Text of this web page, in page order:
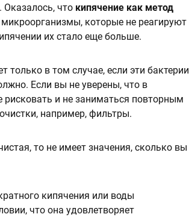
Оказалось, что кипячение как метод
которые не реагируют
их стало еще больше.
только в том случае, если эти бактерии
Если вы не уверены, что в
рисковать и не заниматься повторным
например, фильтры.
то не имеет значения, сколько вы
кипячения или воды
что она удовлетворяет